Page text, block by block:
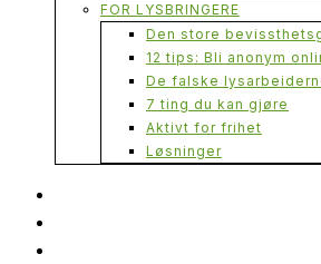
FOR LYSBRINGERE
Den store
12 tips: Bli anonym
De falske
7 ting du kan gjøre
Aktivt for frihet
Løsninger